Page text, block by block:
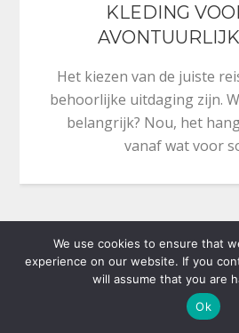
KLEDING
Het kiezen van de juiste
behoorlijke uitdaging zijn.
belangrijk? Nou, het
vanaf wat voor
Theme: Reblog byMoral
We use cookies to ensure that
experience on our website. If you
will assume that you are
Ok